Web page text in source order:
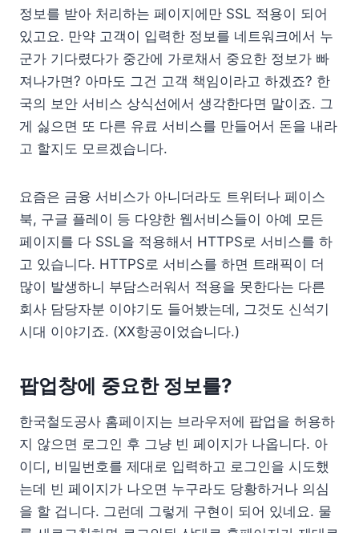
정보를 받아 처리하는 페이지에만 SSL 적용이 되어
있고요. 만약 고객이 입력한 정보를 네트워크에서 누
군가 기다렸다가 중간에 가로채서 중요한 정보가 빠
져나가면? 아마도 그건 고객 책임이라고 하겠죠? 한
국의 보안 서비스 상식선에서 생각한다면 말이죠. 그
게 싫으면 또 다른 유료 서비스를 만들어서 돈을 내라
고 할지도 모르겠습니다.
요즘은 금융 서비스가 아니더라도 트위터나 페이스
북, 구글 플레이 등 다양한 웹서비스들이 아예 모든
페이지를 다 SSL을 적용해서 HTTPS로 서비스를 하
고 있습니다. HTTPS로 서비스를 하면 트래픽이 더
많이 발생하니 부담스러워서 적용을 못한다는 다른
회사 담당자분 이야기도 들어봤는데, 그것도 신석기
시대 이야기죠. (XX항공이었습니다.)
팝업창에 중요한 정보를?
한국철도공사 홈페이지는 브라우저에 팝업을 허용하
지 않으면 로그인 후 그냥 빈 페이지가 나옵니다. 아
이디, 비밀번호를 제대로 입력하고 로그인을 시도했
는데 빈 페이지가 나오면 누구라도 당황하거나 의심
을 할 겁니다. 그런데 그렇게 구현이 되어 있네요. 물